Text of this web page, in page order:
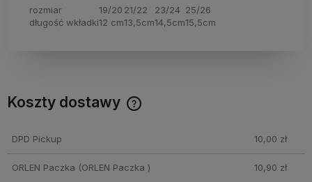
rozmiar 19/20 21/22 23/24 25/26
długość wkładki12 cm13,5cm14,5cm15,5cm
Koszty dostawy
DPD Pickup 10,00 zł
ORLEN Paczka (ORLEN Paczka ) 10,90 zł